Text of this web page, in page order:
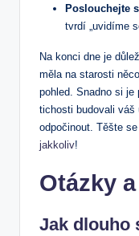
Poslouchejte
tvrdí „uvidíme
Na konci dne je
měla na starosti
pohled. Snadno si
tichosti budovali váš
odpočinout. Těšte
jakkoliv!
Otázky
Jak dlouho